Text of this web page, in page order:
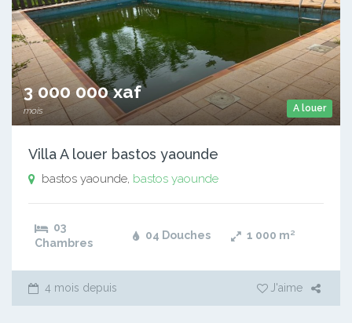
A louer
3 000 000 xaf
mois
Villa A louer bastos yaounde
bastos yaounde, bastos yaounde
03
Chambres
04 Douches 1 000 m²
4 mois depuis J'aime